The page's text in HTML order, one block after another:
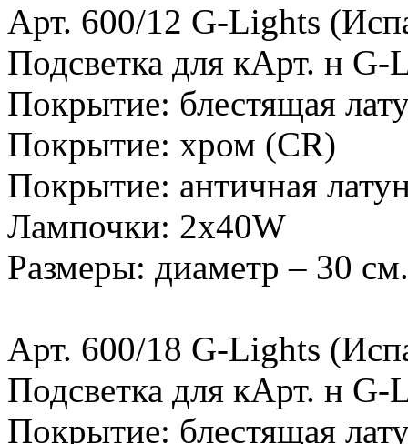
Арт. 600/12 G-Lights
Подсветка для кАрт. н
Покрытие: блестящая
Покрытие: хром (CR)
Покрытие: античная
Лампочки: 2х40W
Размеры: диаметр – 30 см.
Арт. 600/18 G-Lights
Подсветка для кАрт. н
Покрытие: блестящая